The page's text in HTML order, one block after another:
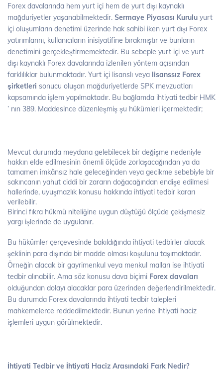
Forex davalarında hem yurt içi hem de yurt dışı kaynaklı
mağduriyetler yaşanabilmektedir. Sermaye Piyasası Kurulu yurt
içi oluşumların denetimi üzerinde hak sahibi iken yurt dışı Forex
yatırımlarını, kullanıcıların inisiyatifine bırakmıştır ve bunların
denetimini gerçekleştirmemektedir. Bu sebeple yurt içi ve yurt
dışı kaynaklı Forex davalarında izlenilen yöntem açısından
farklılıklar bulunmaktadır. Yurt içi lisanslı veya lisanssız Forex
şirketleri sonucu oluşan mağduriyetlerde SPK mevzuatları
kapsamında işlem yapılmaktadır. Bu bağlamda ihtiyati tedbir HMK
’ nın 389. Maddesince düzenleşmiş şu hükümleri içermektedir;
Mevcut durumda meydana gelebilecek bir değişme nedeniyle
hakkın elde edilmesinin önemli ölçüde zorlaşacağından ya da
tamamen imkânsız hale geleceğinden veya gecikme sebebiyle bir
sakıncanın yahut ciddi bir zararın doğacağından endişe edilmesi
hallerinde, uyuşmazlık konusu hakkında ihtiyati tedbir kararı
verilebilir.
Birinci fıkra hükmü niteliğine uygun düştüğü ölçüde çekişmesiz
yargı işlerinde de uygulanır.
Bu hükümler çerçevesinde bakıldığında ihtiyati tedbirler alacak
şeklinin para dışında bir madde olması koşulunu taşımaktadır.
Örneğin alacak bir gayrimenkul veya menkul malları ise ihtiyati
tedbir alınabilir. Ama söz konusu dava biçimi Forex davaları
olduğundan dolayı alacaklar para üzerinden değerlendirilmektedir.
Bu durumda Forex davalarında ihtiyati tedbir talepleri
mahkemelerce reddedilmektedir. Bunun yerine ihtiyati haciz
işlemleri uygun görülmektedir.
İhtiyati Tedbir ve İhtiyati Haciz Arasındaki Fark Nedir?